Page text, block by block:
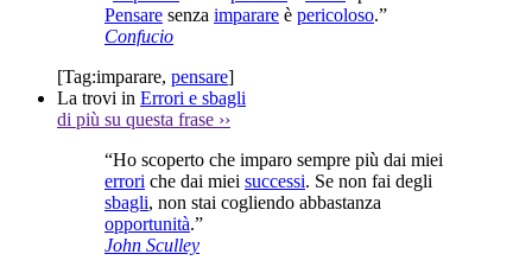
Pensare senza imparare è pericoloso.”
Confucio
[Tag:imparare, pensare]
La trovi in Errori e sbagli
di più su questa frase ››
“Ho scoperto che imparo sempre più dai miei
errori che dai miei successi. Se non fai degli
sbagli, non stai cogliendo abbastanza
opportunità.”
John Sculley